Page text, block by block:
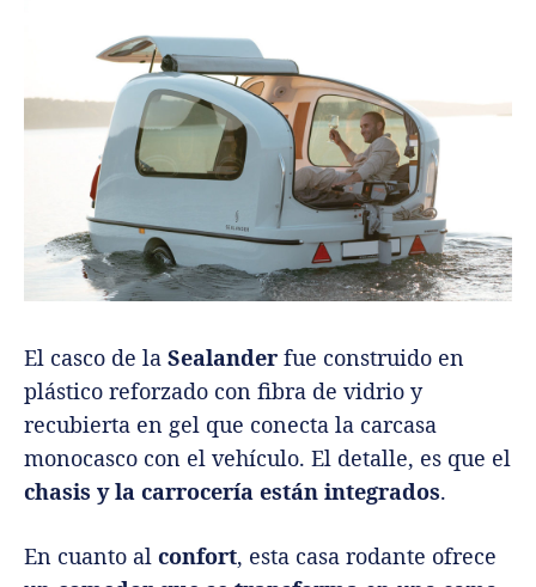
El casco de la Sealander fue construido en
plástico reforzado con fibra de vidrio y
recubierta en gel que conecta la carcasa
monocasco con el vehículo. El detalle, es que el
chasis y la carrocería están integrados.
En cuanto al confort, esta casa rodante ofrece